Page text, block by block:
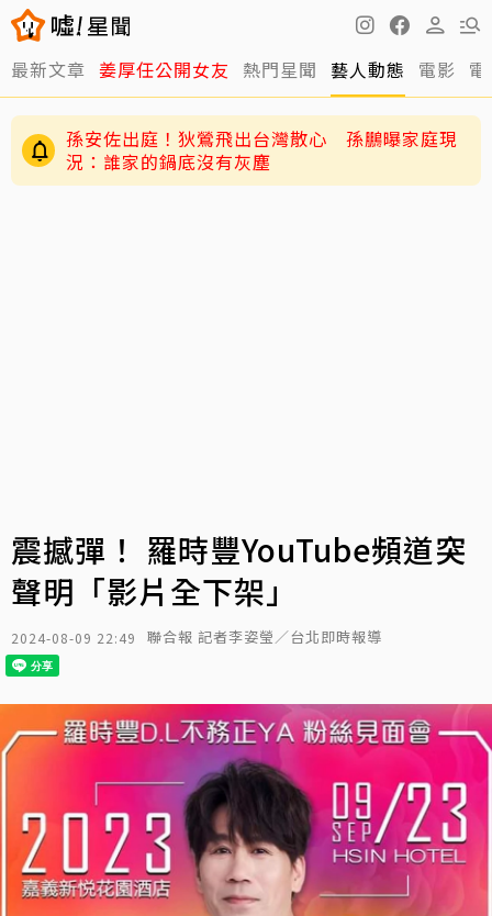
最新文章 姜厚任公開女友 熱門星聞 藝人動態 電影
孫安佐出庭！狄鶯飛出台灣散心 孫鵬曝家庭現
況：誰家的鍋底沒有灰塵
震撼彈！ 羅時豐YouTube頻道突
聲明「影片全下架」
2024-08-09 22:49 聯合報 記者李姿瑩／台北即時報導